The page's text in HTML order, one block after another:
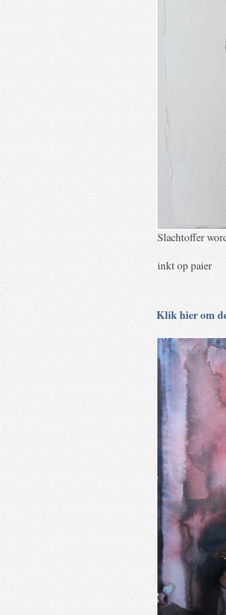
Slachtoffer
inkt op paier
Klik hier om